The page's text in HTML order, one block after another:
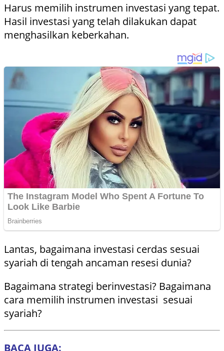
Harus memilih instrumen investasi yang tepat.
Hasil investasi yang telah dilakukan dapat
menghasilkan keberkahan.
Lantas, bagaimana investasi cerdas sesuai
syariah di tengah ancaman resesi dunia?
Bagaimana strategi berinvestasi? Bagaimana
cara memilih instrumen investasi sesuai
syariah?
BACA JUGA: